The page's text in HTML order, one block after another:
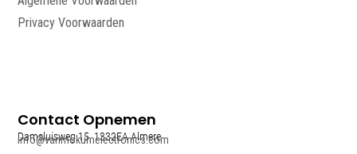
Privacy Voorwaarden
Contact Opnemen
Damsluisweg 15, 1332EA Almere
info@vanmokumelectronics.com